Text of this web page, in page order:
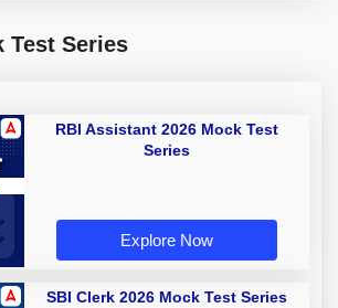
Test Series
RBI Assistant 2026 Mock Test
Series
Explore Now
SBI Clerk 2026 Mock Test Series